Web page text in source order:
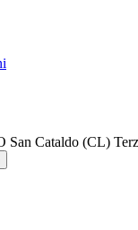
Cataldo (CL)